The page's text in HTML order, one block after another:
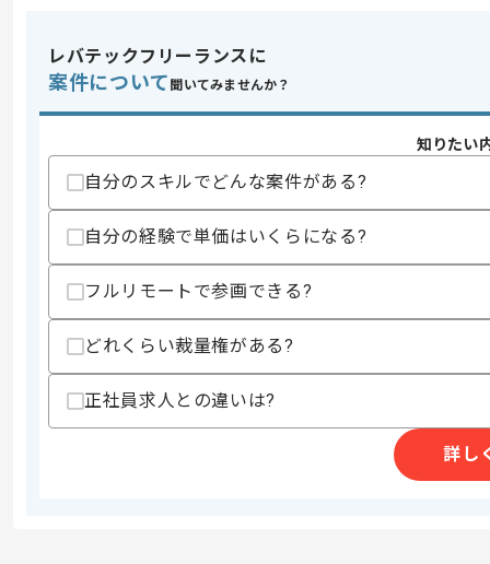
歓迎スキル
・小売と飲食及びECなどのオンライン
上記に似た経験やスキルをお持ちであれば申
その他募集要項
商談回数
1回
募集人数
2025/12/15
レバテックフリーランスに
案件について 聞いてみませんか？
知りたい
自分のスキルでどんな案件がある?
自分の経験で単価はいくらになる?
フルリモートで参画できる?
どれくらい裁量権がある?
正社員求人との違いは?
詳し